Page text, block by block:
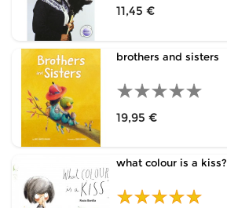
11,45 €
brothers and sisters
19,95 €
what colour is a kiss?